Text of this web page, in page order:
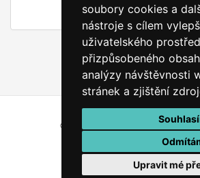
soubory cookies a
nástroje s cílem
uživatelského
přizpůsobeného
analýzy návštěvnosti
stránek a zjištění
Upravit mé
ODESLAT DOTAZ
© Všechna práva vyhrazena
VRÁTIT SE ZPĚT